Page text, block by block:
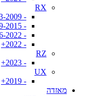
RX
- 2003-2009
- 2009-2015
- 2016-2022
- 2022+
RZ
- 2023+
UX
- 2019+
מאזדה